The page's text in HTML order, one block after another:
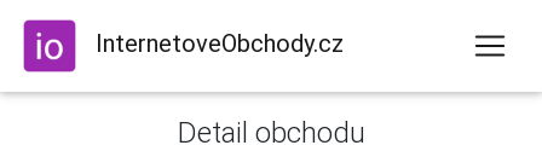
InternetoveObchody.cz
Detail obchodu